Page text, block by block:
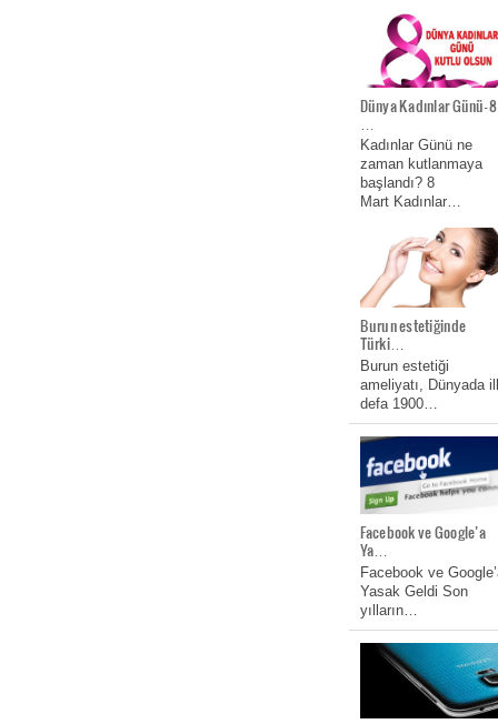
Dünya Kadınlar Günü- 8
Kadınlar Günü ne
zaman kutlanmaya
başlandı? 8
Mart Kadınlar…
Burun estetiğinde
Türki…
Burun estetiği
ameliyatı, Dünyada
defa 1900…
Facebook ve Google’a
Ya…
Facebook ve
Yasak Geldi Son
yılların…